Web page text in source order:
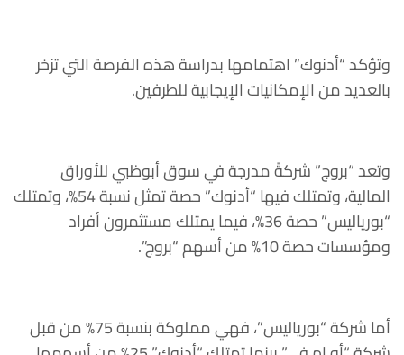
وتؤكد “أدنوك” اهتمامها بدراسة هذه الفرصة التي تزخر
بالعديد من الإمكانيات الإيجابية للطرفين.
وتعد “بروج” شركةً مدرجة في سوق أبوظبي للأوراق
المالية، وتمتلك فيها “أدنوك” حصة تمثل نسبة 54%، وتمتلك
“بورياليس” حصة 36%، فيما يمتلك مستثمرون أفراد
ومؤسسات حصة 10% من أسهم “بروج”.
أما شركة “بورياليس”، فهي مملوكة بنسبة 75% من قبل